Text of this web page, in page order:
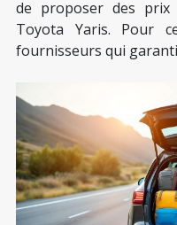
de proposer des prix
Toyota Yaris. Pour
fournisseurs qui